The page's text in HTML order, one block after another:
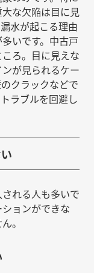
な欠陥は目に見
水が起こる理由
いです。中古戸
ろ。目に見えな
が見られるケー
クラックなどで
ラブルを回避し
れる人も多いで
ョンができな
。